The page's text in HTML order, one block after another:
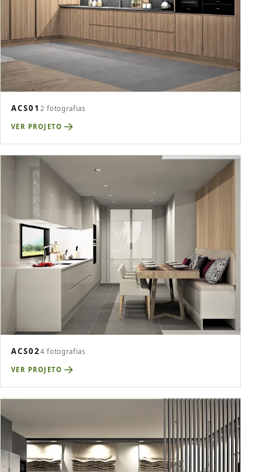
ACS01 2 fotografias
VER PROJETO
ACS02 4 fotografias
VER PROJETO